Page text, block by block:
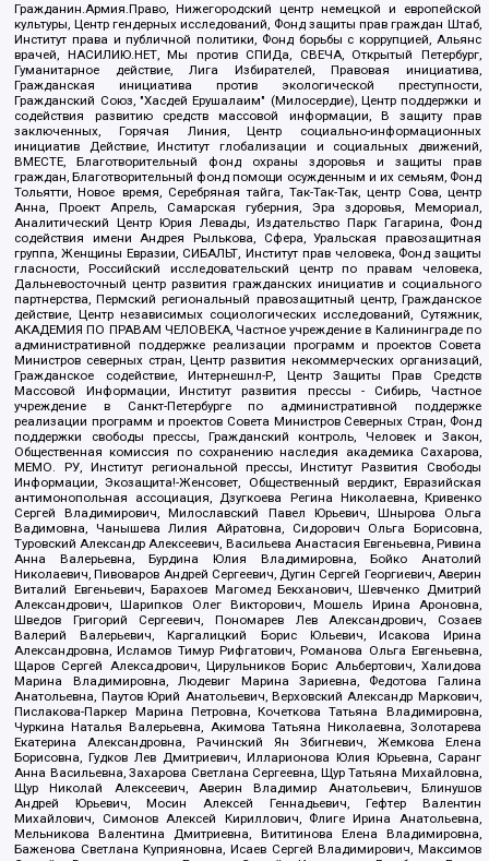
Гражданин.Армия.Право, Нижегородский центр немецкой и европейской
культуры, Центр гендерных исследований, Фонд защиты прав граждан Штаб,
Институт права и публичной политики, Фонд борьбы с коррупцией, Альянс
врачей, НАСИЛИЮ.НЕТ, Мы против СПИДа, СВЕЧА, Открытый Петербург,
Гуманитарное действие, Лига Избирателей, Правовая инициатива,
Гражданская инициатива против экологической преступности,
Гражданский Союз, "Хасдей Ерушалаим" (Милосердие), Центр поддержки и
содействия развитию средств массовой информации, В защиту прав
заключенных, Горячая Линия, Центр социально-информационных
инициатив Действие, Институт глобализации и социальных движений,
ВМЕСТЕ, Благотворительный фонд охраны здоровья и защиты прав
граждан, Благотворительный фонд помощи осужденным и их семьям, Фонд
Тольятти, Новое время, Серебряная тайга, Так-Так-Так, центр Сова, центр
Анна, Проект Апрель, Самарская губерния, Эра здоровья, Мемориал,
Аналитический Центр Юрия Левады, Издательство Парк Гагарина, Фонд
содействия имени Андрея Рылькова, Сфера, Уральская правозащитная
группа, Женщины Евразии, СИБАЛЬТ, Институт прав человека, Фонд защиты
гласности, Российский исследовательский центр по правам человека,
Дальневосточный центр развития гражданских инициатив и социального
партнерства, Пермский региональный правозащитный центр, Гражданское
действие, Центр независимых социологических исследований, Сутяжник,
АКАДЕМИЯ ПО ПРАВАМ ЧЕЛОВЕКА, Частное учреждение в Калининграде по
административной поддержке реализации программ и проектов Совета
Министров северных стран, Центр развития некоммерческих организаций,
Гражданское содействие, Интернешнл-Р, Центр Защиты Прав Средств
Массовой Информации, Институт развития прессы - Сибирь, Частное
учреждение в Санкт-Петербурге по административной поддержке
реализации программ и проектов Совета Министров Северных Стран, Фонд
поддержки свободы прессы, Гражданский контроль, Человек и Закон,
Общественная комиссия по сохранению наследия академика Сахарова,
МЕМО. РУ, Институт региональной прессы, Институт Развития Свободы
Информации, Экозащита!-Женсовет, Общественный вердикт, Евразийская
антимонопольная ассоциация, Дзугкоева Регина Николаевна, Кривенко
Сергей Владимирович, Милославский Павел Юрьевич, Шнырова Ольга
Вадимовна, Чанышева Лилия Айратовна, Сидорович Ольга Борисовна,
Туровский Александр Алексеевич, Васильева Анастасия Евгеньевна, Ривина
Анна Валерьевна, Бурдина Юлия Владимировна, Бойко Анатолий
Николаевич, Пивоваров Андрей Сергеевич, Дугин Сергей Георгиевич, Аверин
Виталий Евгеньевич, Барахоев Магомед Бекханович, Шевченко Дмитрий
Александрович, Шарипков Олег Викторович, Мошель Ирина Ароновна,
Шведов Григорий Сергеевич, Пономарев Лев Александрович, Созаев
Валерий Валерьевич, Каргалицкий Борис Юльевич, Исакова Ирина
Александровна, Исламов Тимур Рифгатович, Романова Ольга Евгеньевна,
Щаров Сергей Алексадрович, Цирульников Борис Альбертович, Халидова
Марина Владимировна, Людевиг Марина Зариевна, Федотова Галина
Анатольевна, Паутов Юрий Анатольевич, Верховский Александр Маркович,
Пислакова-Паркер Марина Петровна, Кочеткова Татьяна Владимировна,
Чуркина Наталья Валерьевна, Акимова Татьяна Николаевна, Золотарева
Екатерина Александровна, Рачинский Ян Збигневич, Жемкова Елена
Борисовна, Гудков Лев Дмитриевич, Илларионова Юлия Юрьевна, Саранг
Анна Васильевна, Захарова Светлана Сергеевна, Щур Татьяна Михайловна,
Щур Николай Алексеевич, Аверин Владимир Анатольевич, Блинушов
Андрей Юрьевич, Мосин Алексей Геннадьевич, Гефтер Валентин
Михайлович, Симонов Алексей Кириллович, Флиге Ирина Анатольевна,
Мельникова Валентина Дмитриевна, Вититинова Елена Владимировна,
Баженова Светлана Куприяновна, Исаев Сергей Владимирович, Максимов